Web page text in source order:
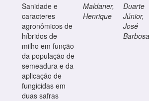
Sanidade e
caracteres
agronômicos de
híbridos de
milho em função
da população de
semeadura e da
aplicação de
fungicidas em
duas safras
Maldaner,
Henrique
Duarte
Júnior,
José
Barbosa